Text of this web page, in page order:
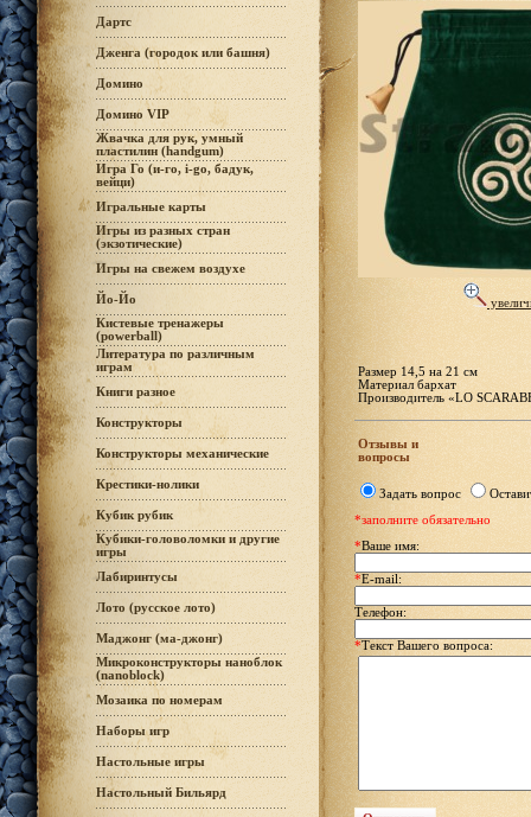
Дартс
Дженга (городок или башня)
Домино
Домино VIP
Жвачка для рук, умный
пластилин (handgum)
Игра Го (и-го, i-go, бадук,
вейци)
Игральные карты
Игры из разных стран
(экзотические)
Игры на свежем воздухе
Йо-Йо
Кистевые тренажеры
(powerball)
Литература по различным
играм
Книги разное
Конструкторы
Конструкторы механические
Крестики-нолики
Кубик рубик
Кубики-головоломки и другие
игры
Лабиринтусы
Лото (русское лото)
Маджонг (ма-джонг)
Микроконструкторы наноблок
(nanoblock)
Мозаика по номерам
Наборы игр
Настольные игры
Настольный Бильярд
Размер 14,5 на 21 см
Материал бархат
Производитель «LO
Отзывы и
вопросы
Задать вопрос
*заполните обязательно
*Ваше имя:
*E-mail:
Телефон:
*Текст Вашего вопроса: